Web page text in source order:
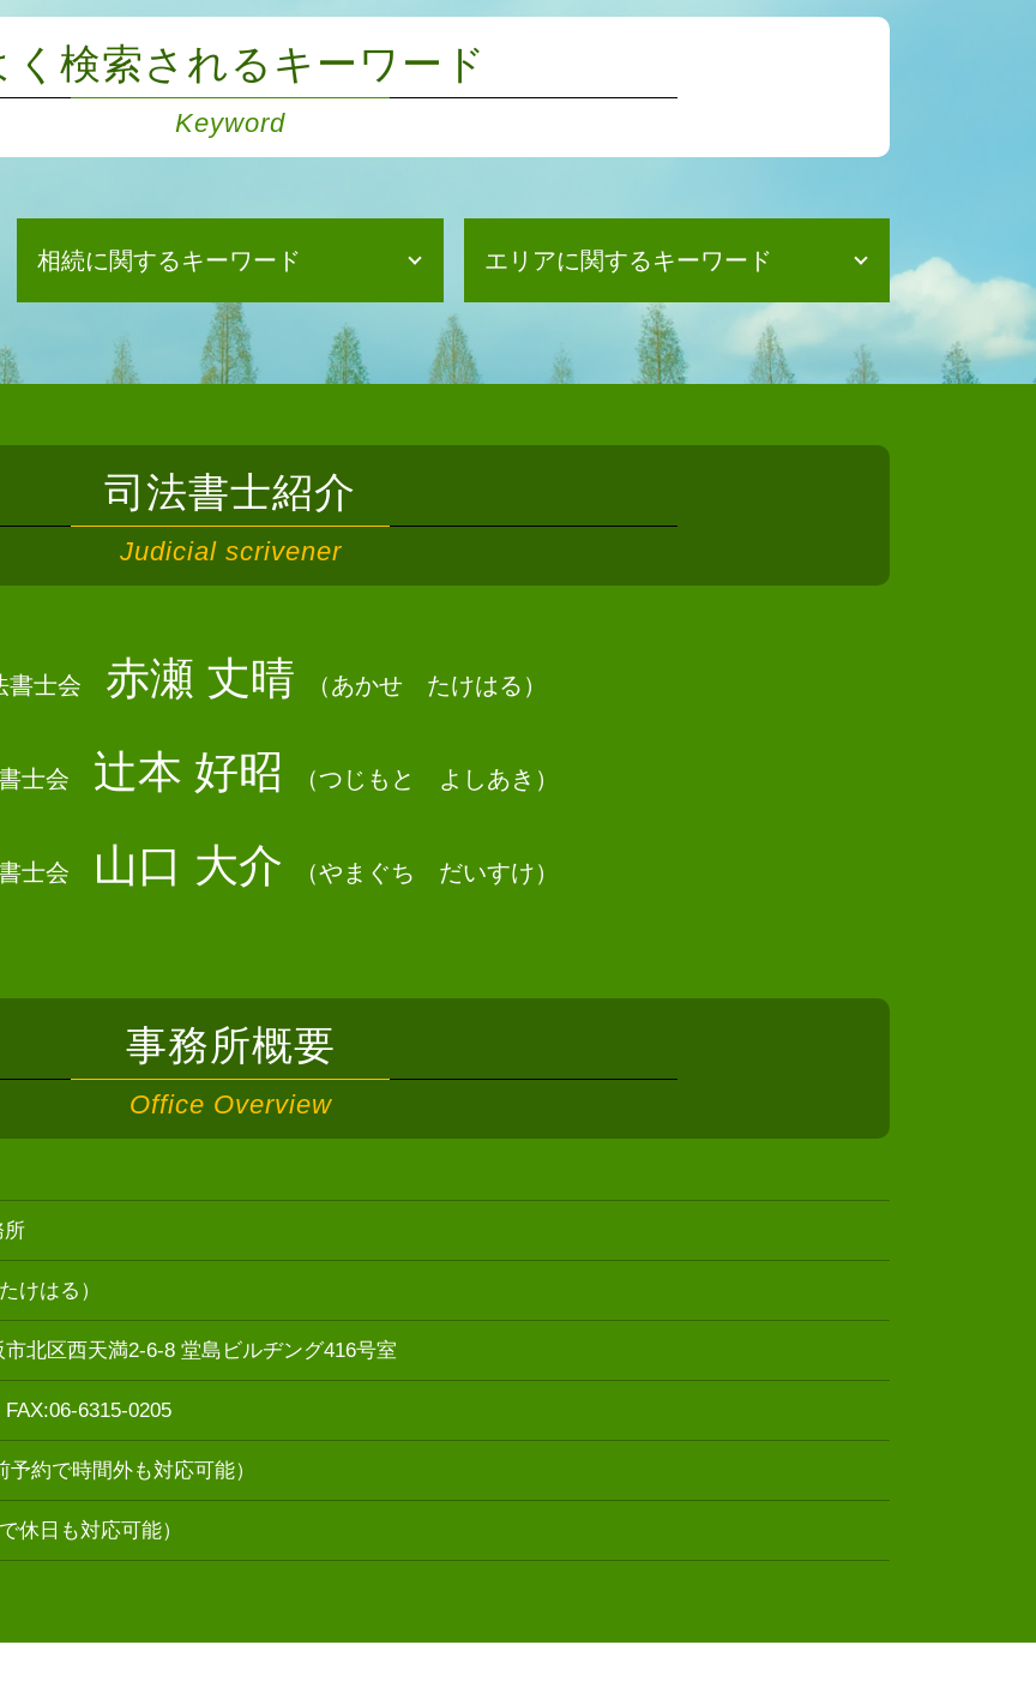
く検索されるキーワード
Keyword
相続に関するキーワード
相続 不動産登記
法定相続人 遺留分
数次相続 遺産分割協議 登記
遺産分割協議 進まない
相続 期限
遺産分割協議書 公正証書
相続人 申告 登記
遺産分割協議 期限
相続 相談先
相続 遺留分
空き家 相続放棄
遺産分割協議 不動産登記
エリアに関するキーワード
債務整理 司法書士 東大阪市
相続 司法書士 河内長野市
債務整理 司法書士 岬町
相続 司法書士 泉大津市
債務整理 司法書士 貝塚市
相続 司法書士 高槻市
相続 司法書士 豊中市
司法書士紹介
Judicial scrivener
書士会 赤瀬 丈晴 （あかせ たけはる）
士会 辻本 好昭 （つじもと よしあき）
士会 山口 大介 （やまぐち だいすけ）
事務所概要
Office Overview
所
はる）
北区西天満2-6-8 堂島ビルヂング416号室
6315-0205
約で時間外も対応可能）
休日も対応可能）